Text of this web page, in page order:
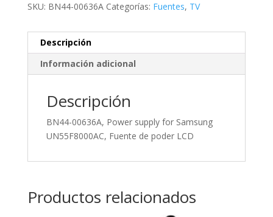
SKU: BN44-00636A Categorías: Fuentes, TV
Descripción
Información adicional
Descripción
BN44-00636A, Power supply for Samsung
UN55F8000AC, Fuente de poder LCD
Productos relacionados